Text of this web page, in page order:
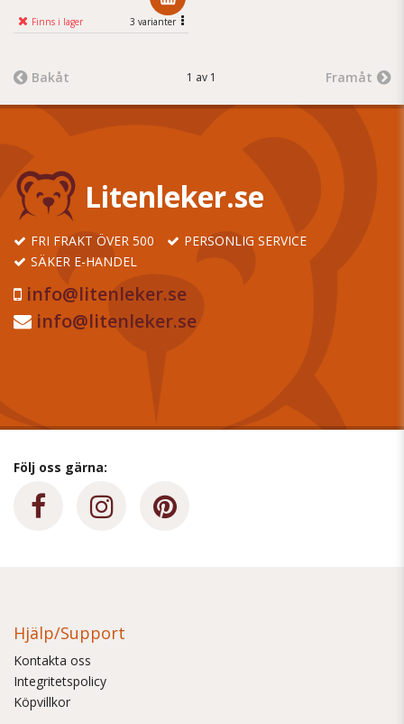
Finns i lager 3 varianter
Bakåt 1 av 1 Framåt
Litenleker.se
FRI FRAKT ÖVER 500
PERSONLIG SERVICE
SÄKER E-HANDEL
info@litenleker.se
info@litenleker.se
Följ oss gärna:
Hjälp/Support
Kontakta oss
Integritetspolicy
Köpvillkor